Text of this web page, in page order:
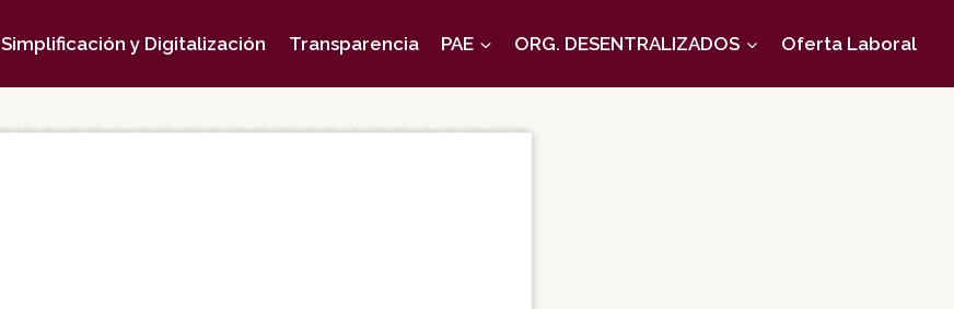
Simplificación y Digitalización Transparencia PAE ORG. DESENTRALIZADOS Oferta Laboral